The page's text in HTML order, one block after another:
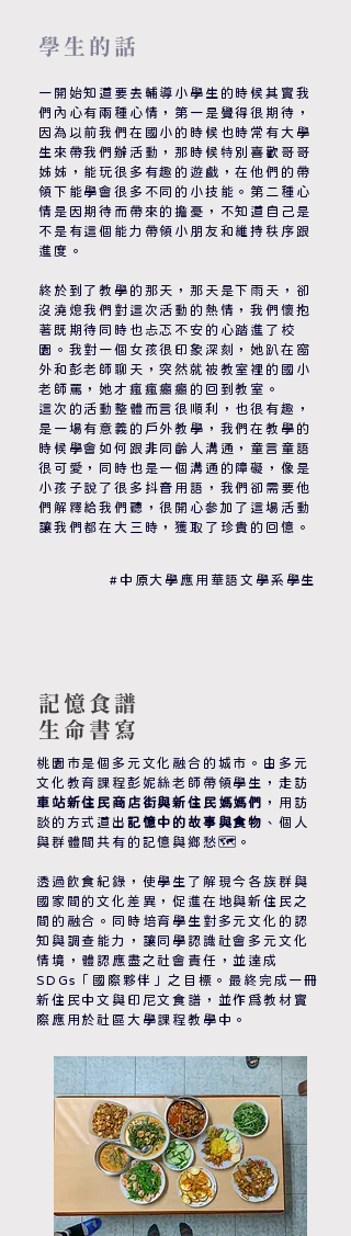
一開始知道要去輔導小學生的時候其實我
們內心有兩種心情，第一是覺得很期待，
因為以前我們在國小的時候也時常有大學
生來帶我們辦活動，那時候特別喜歡哥哥
姊姊，能玩很多有趣的遊戲，在他們的帶
領下能學會很多不同的小技能。第二種心
情是因期待而帶來的擔憂，不知道自己是
不是有這個能力帶領小朋友和維持秩序跟
進度。
終於到了教學的那天，那天是下雨天，卻
沒澆熄我們對這次活動的熱情，我們懷抱
著既期待同時也忐忑不安的心踏進了校
園。我對一個女孩很印象深刻，她趴在窗
外和彭老師聊天，突然就被教室裡的國小
老師罵，她才瘋瘋癲癲的回到教室。
這次的活動整體而言很順利，也很有趣，
是一場有意義的戶外教學，我們在教學的
時候學會如何跟非同齡人溝通，童言童語
很可愛，同時也是一個溝通的障礙，像是
小孩子說了很多抖音用語，我們卻需要他
們解釋給我們聽，很開心參加了這場活動
讓我們都在大三時，獲取了珍貴的回憶。
​學生的話
#中原大學應用華語文學系學生
桃園市是個多元文化融合的城市。由多元
文化教育課程彭妮絲老師帶領學生，走訪
車站新住民商店街與新住民媽媽們
，用訪
談的方式道出 記憶中的故事與食物 、個人
與群體間共有的記憶與鄉愁🗺️。
透過飲食紀錄，使學生了解現今各族群與
國家間的文化差異，促進在地與新住民之
間的融合。同時培育學生對多元文化的認
知與調查能力，讓同學認識社會多元文化
情境，體認應盡之社會責任，並達成
SDGs「國際夥伴」之目標。 最終完成一冊
新住民中文與印尼文食譜，並作爲教材實
際應用於社區大學課程教學中。
記憶食譜
​生命書寫